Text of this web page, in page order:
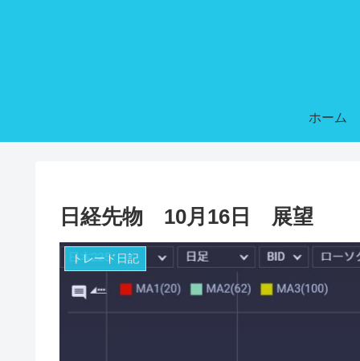
ホーム
日経先物 10月16日 展望
トレード日記